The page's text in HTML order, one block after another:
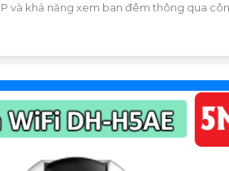
và khả năng xem ban đêm thông qua